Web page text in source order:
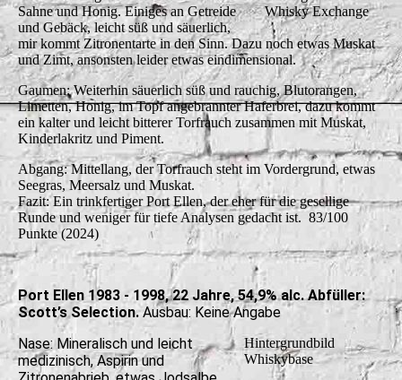
Whisky Exchange
Sahne und Honig. Einiges an Getreide
und Gebäck, leicht süß und säuerlich,
mir kommt Zitronentarte in den Sinn. Dazu noch etwas Muskat
und Zimt, ansonsten leider etwas eindimensional.
Gaumen: Weiterhin säuerlich süß und rauchig, Blutorangen,
Limetten, Honig, im Topf angebrannter Haferbrei, dazu kommt
ein kalter und leicht bitterer Torfrauch zusammen mit Muskat,
Kinderlakritz und Piment.
Abgang: Mittellang, der Torfrauch steht im Vordergrund, etwas
Seegras, Meersalz und Muskat.
Fazit: Ein trinkfertiger Port Ellen, der eher für die gesellige
Runde und weniger für tiefe Analysen gedacht ist. 83/100
Punkte (2024)
Port Ellen 1983 - 1998, 22 Jahre, 54,9% alc. Abfüller:
Scott’s Selection.Ausbau: Keine Angabe
Hintergrundbild
Whiskybase
Nase: Mineralisch und leicht
medizinisch, Aspirin und